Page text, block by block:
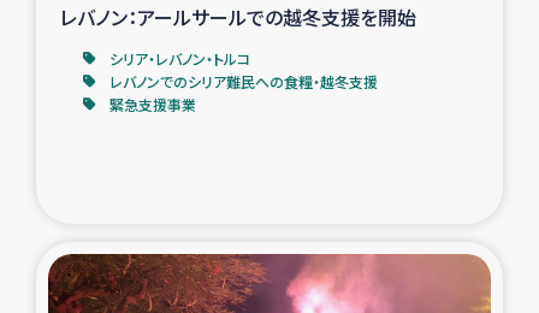
食べる
レバノン：アールサールでの越冬支援を開始
シリア・レバノン・トルコ
レバノンでのシリア難民への食糧・越冬支援
緊急支援事業